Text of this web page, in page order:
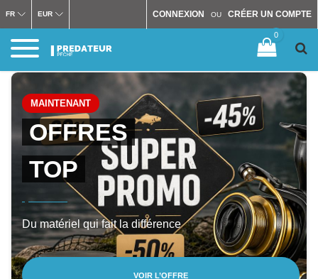
CONNEXION OU CRÉER UN COMPTE
FR EUR
0
MAINTENANT
OFFRES
TOP
Du matériel qui fait la différence
VOIR L’OFFRE